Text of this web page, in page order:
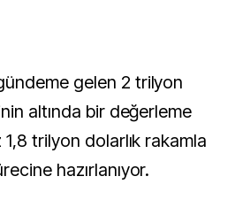
gelen 2 trilyon
altında bir değerleme
trilyon dolarlık rakamla
hazırlanıyor.